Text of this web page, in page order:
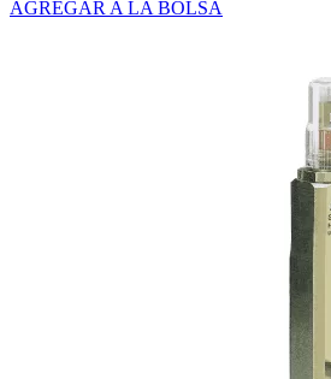
AGREGAR A LA BOLSA